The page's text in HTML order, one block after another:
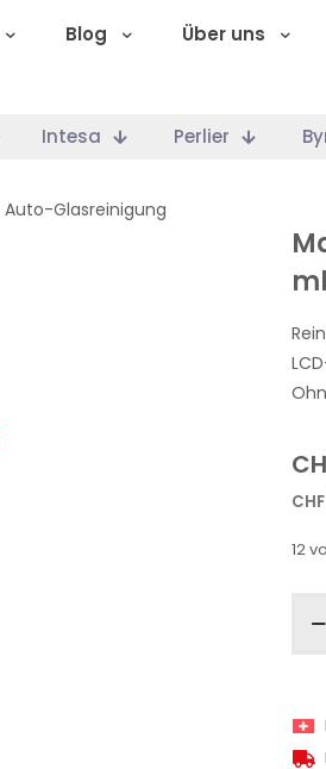
Blog
Über uns
Intesa Perlier
Auto-Glasreinigung
ml
CHF
12